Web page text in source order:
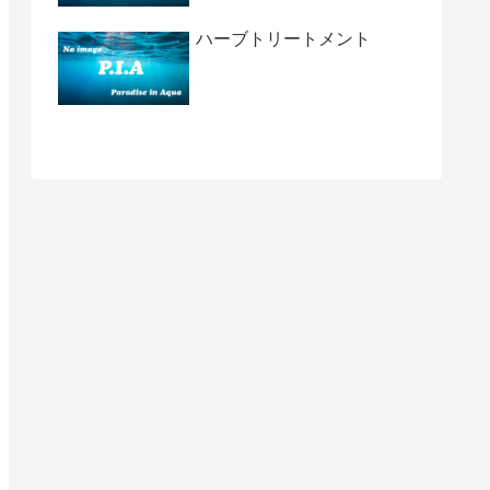
ハーブトリートメント